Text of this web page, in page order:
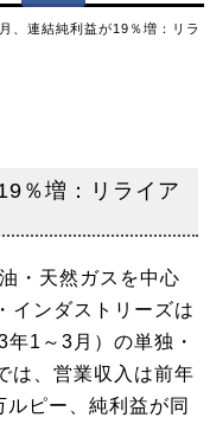
、連結純利益が19％増：リラ
％増：リライア
・天然ガスを中心
インダストリーズは
1～3月）の単独・
、営業収入は前年
ピー、純利益が同